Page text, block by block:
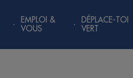
EMPLOI &
VOUS
DÉPLACE-TOI
VERT